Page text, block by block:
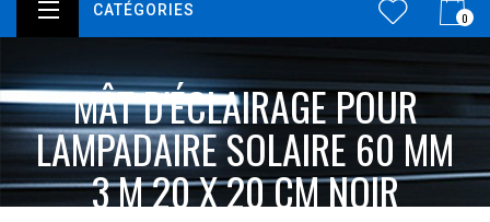
0
CATÉGORIES
MÂT D'ÉCLAIRAGE POUR
LAMPADAIRE SOLAIRE 60 MM
3 M 20 X 20 CM NOIR